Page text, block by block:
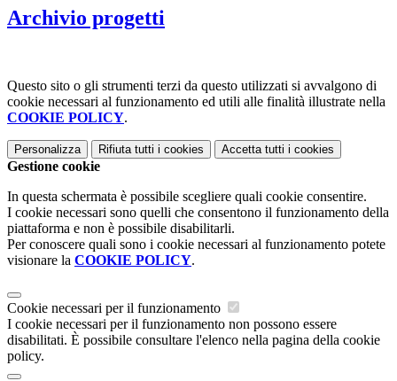
Archivio progetti
Questo sito o gli strumenti terzi da questo utilizzati si avvalgono di
cookie necessari al funzionamento ed utili alle finalità illustrate nella
COOKIE POLICY.
Personalizza Rifiuta tutti i cookies Accetta tutti i cookies
Gestione cookie
In questa schermata è possibile scegliere quali cookie consentire.
I cookie necessari sono quelli che consentono il funzionamento della
piattaforma e non è possibile disabilitarli.
Per conoscere quali sono i cookie necessari al funzionamento potete
visionare la COOKIE POLICY.
Cookie necessari per il funzionamento
I cookie necessari per il funzionamento non possono essere
disabilitati. È possibile consultare l'elenco nella pagina della cookie
policy.